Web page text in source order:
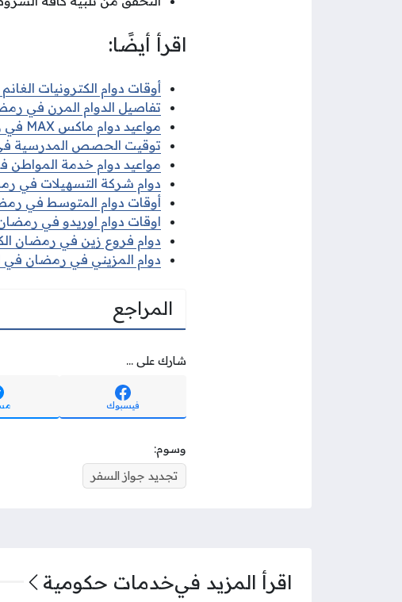
اقرأ أيضًا:
أوقات دوام الكترونيات الغانم
تفاصيل الدوام المرن في رمضان
مواعيد دوام ماكس MAX في رمضان 2026
توقيت الحصص المدرسية في شهر
مواعيد دوام خدمة المواطن في
دوام شركة التسهيلات في
أوقات دوام المتوسط في رمضان
اوقات دوام اوريدو في رمضان
دوام فروع زين في رمضان
دوام المزيني في رمضان في
المراجع
شارك على ...
فيسبوك
وسوم:
تجديد جواز السفر
اقرأ المزيد فيخدمات حكومية